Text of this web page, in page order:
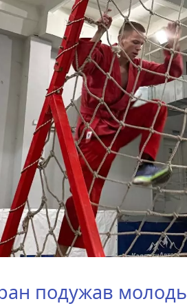
подужав молодь